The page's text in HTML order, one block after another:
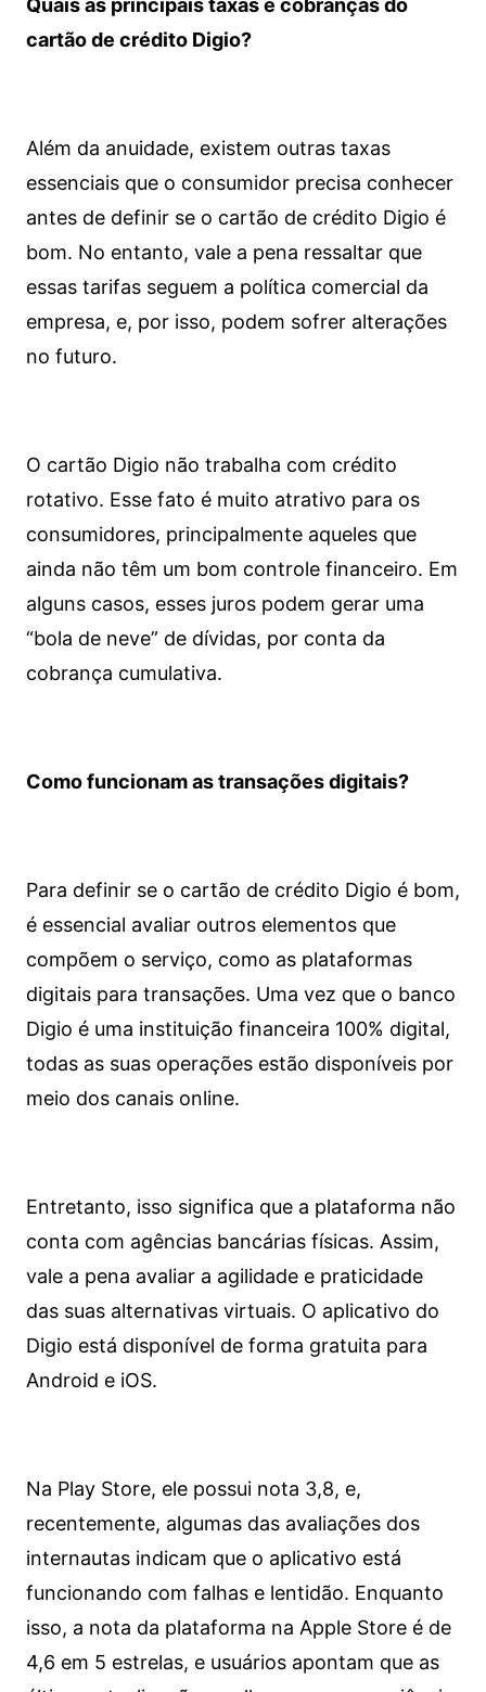
Quais as principais taxas e cobranças do
cartão de crédito Digio?
Além da anuidade, existem outras taxas
essenciais que o consumidor precisa conhecer
antes de definir se o cartão de crédito Digio é
bom. No entanto, vale a pena ressaltar que
essas tarifas seguem a política comercial da
empresa, e, por isso, podem sofrer alterações
no futuro.
O cartão Digio não trabalha com crédito
rotativo. Esse fato é muito atrativo para os
consumidores, principalmente aqueles que
ainda não têm um bom controle financeiro. Em
alguns casos, esses juros podem gerar uma
“bola de neve” de dívidas, por conta da
cobrança cumulativa.
Como funcionam as transações digitais?
Para definir se o cartão de crédito Digio é bom,
é essencial avaliar outros elementos que
compõem o serviço, como as plataformas
digitais para transações. Uma vez que o banco
Digio é uma instituição financeira 100% digital,
todas as suas operações estão disponíveis por
meio dos canais online.
Entretanto, isso significa que a plataforma não
conta com agências bancárias físicas. Assim,
vale a pena avaliar a agilidade e praticidade
das suas alternativas virtuais. O aplicativo do
Digio está disponível de forma gratuita para
Android e iOS.
Na Play Store, ele possui nota 3,8, e,
recentemente, algumas das avaliações dos
internautas indicam que o aplicativo está
funcionando com falhas e lentidão. Enquanto
isso, a nota da plataforma na Apple Store é de
4,6 em 5 estrelas, e usuários apontam que as